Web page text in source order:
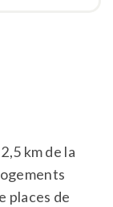
km de la
places de